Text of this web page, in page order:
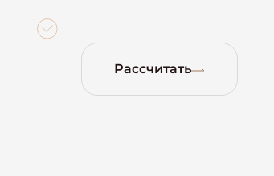
Рассчитать